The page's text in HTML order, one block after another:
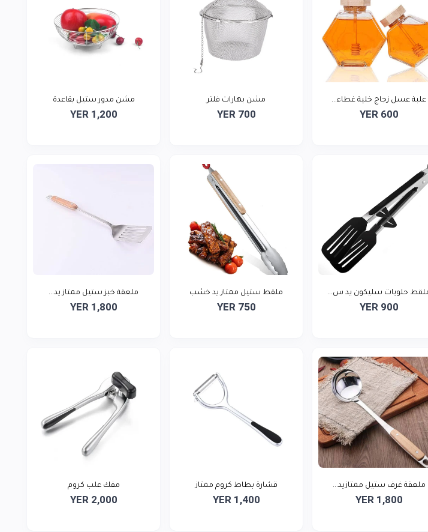
علبة عسل زجاج خلية غطاء...
YER 600
مشن بهارات فلتر
YER 700
مشن مدور ستيل بقاعدة
YER 1,200
حلويات سليكون يد س...
YER 900
ملقط ستيل ممتاز يد خشب
YER 750
ملعقة خبز ستيل ممتاز يد...
YER 1,800
ملعقة غرف ستيل ممتازيد...
YER 1,800
قشارة بطاط كروم ممتاز
YER 1,400
مفك علب كروم
YER 2,000